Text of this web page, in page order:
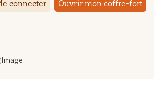
connecter Ouvrir mon coffre-fort